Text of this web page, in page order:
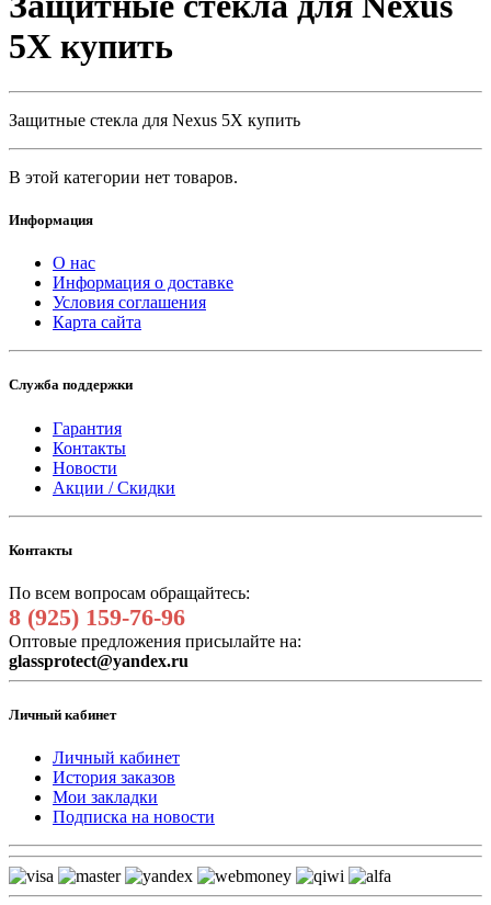
5X купить
Защитные стекла для Nexus 5X купить
В этой категории нет товаров.
Информация
О нас
Информация о доставке
Условия соглашения
Карта сайта
Служба поддержки
Гарантия
Контакты
Новости
Акции / Скидки
Контакты
По всем вопросам обращайтесь:
8 (925) 159-76-96
Оптовые предложения присылайте на:
glassprotect@yandex.ru
Личный кабинет
Личный кабинет
История заказов
Мои закладки
Подписка на новости